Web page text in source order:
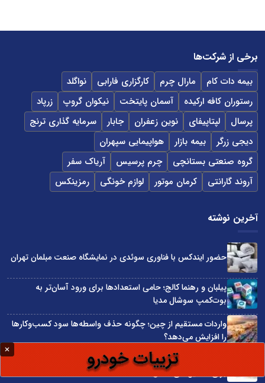
برخی از شرکت‌ها
بیمه دات کام مارال چرم کارگزاری فارابی
نواگلد
رستوران کافه ارکیده
آسمان پایتخت نیکوان گروپ
زرپاد
پرسال
لپتاپیفای نوین زعفران جابار
سرمایه گذاری ترنج
دیجی زرگر
بیمه بازار
هواپیمایی سپهران
گروه صنعتی بستانچی
چرم پرسیس
آریاک سفر
آروند گارانتی
کرمان موتور لوازم خونگی رمزینکس
آخرین نوشته
حضور ایندکس با فناوری سوئدی در نمایشگاه صنعت مبلمان تهران
پیلبان و رهنما کالج؛ حامی استعدادها برای ورود آسان‌تر به
بوت‌کمپ سوشال مدیا
واردات مستقیم از چین؛ چگونه حذف واسطه‌ها سود کسب‌وکارها
را افزایش می‌دهد؟
ترند ترین دستبندهای طلا برای تابستان؛ انتخابی ظریف و متفاوت
برای استایل‌های خاص